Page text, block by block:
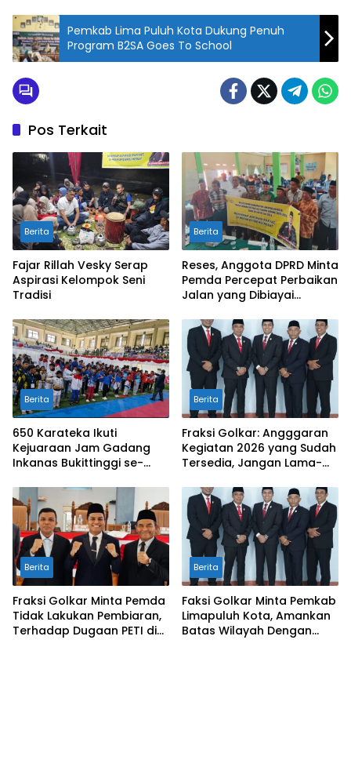
Pemkab Lima Puluh Kota Dukung Penuh
Program B2SA Goes To School
Pos Terkait
Berita
Fajar Rillah Vesky Serap
Aspirasi Kelompok Seni
Tradisi
Berita
Reses, Anggota DPRD Minta
Pemda Percepat Perbaikan
Jalan yang Dibiayai
Berita
650 Karateka Ikuti
Kejuaraan Jam Gadang
Inkanas Bukittinggi se-
Berita
Fraksi Golkar: Angggaran
Kegiatan 2026 yang Sudah
Tersedia, Jangan Lama-
Daerah
Berita
Fraksi Golkar Minta Pemda
Tidak Lakukan Pembiaran,
Terhadap Dugaan PETI di
Berita
Faksi Golkar Minta Pemkab
Limapuluh Kota, Amankan
Batas Wilayah Dengan